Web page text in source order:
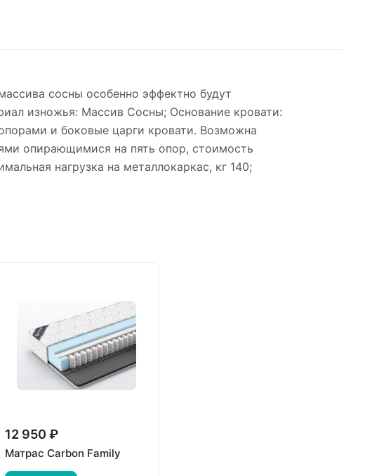
сосны особенно эффектно будут
изножья: Массив Сосны; Основание кровати:
и боковые царги кровати. Возможна
опирающимися на пять опор, стоимость
нагрузка на металлокаркас, кг 140;
12 950 ₽
Матрас Carbon Family